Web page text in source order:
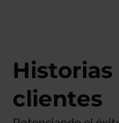
clientes